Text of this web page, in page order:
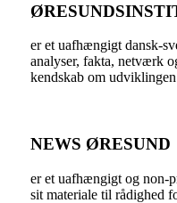
er et uafhængigt dansk-
analyser, fakta, netværk
kendskab om
NEWS ØRESUND
er et uafhængigt og non-
sit materiale til rådighed